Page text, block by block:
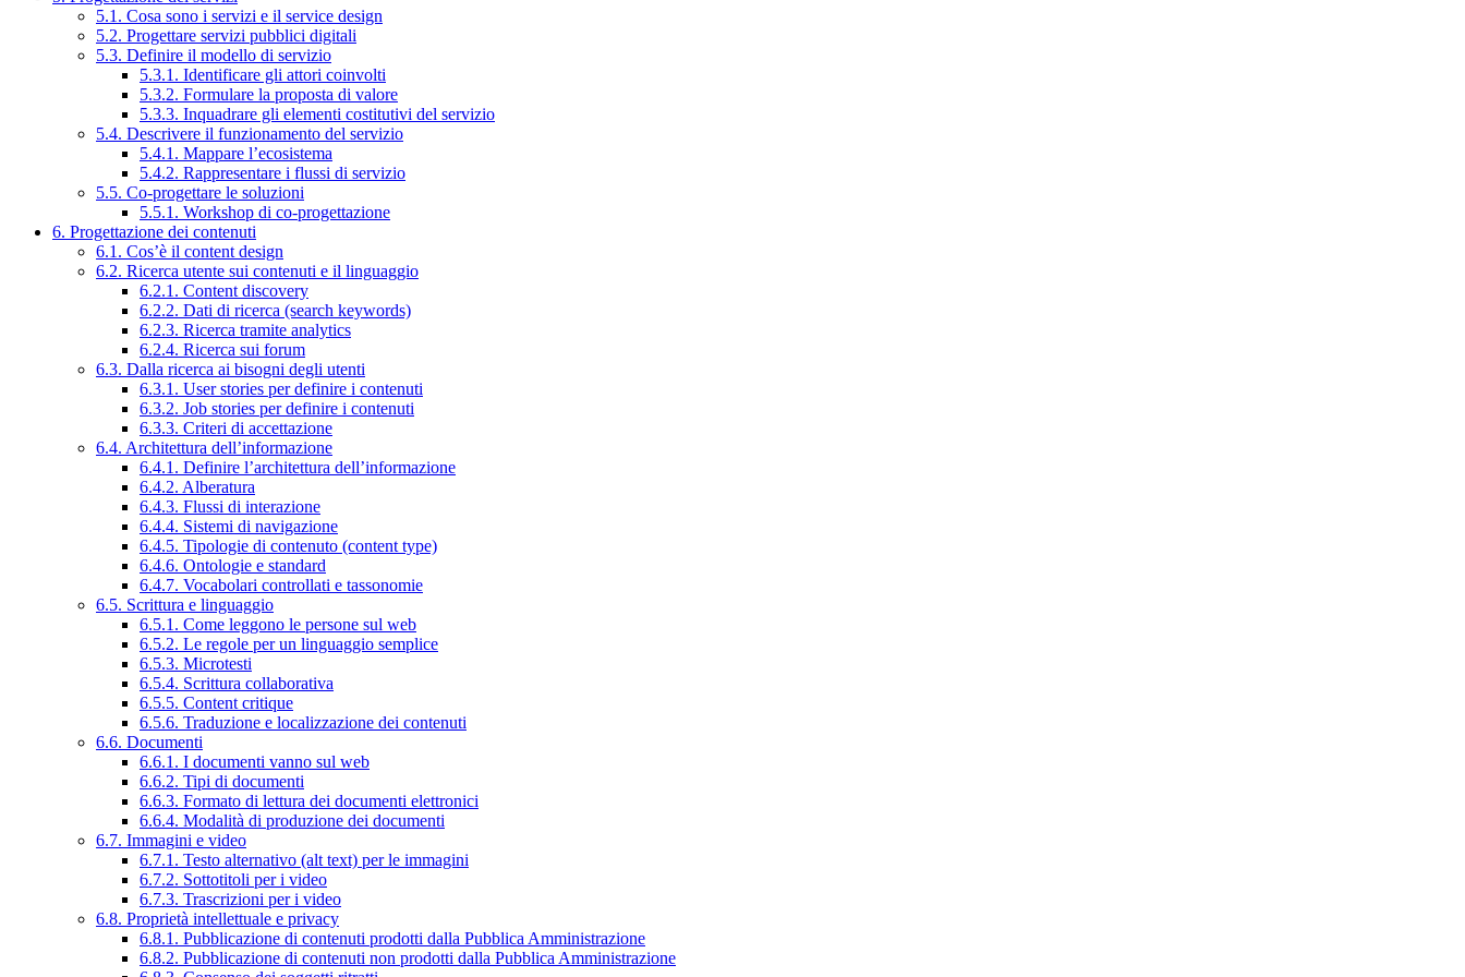
5.1. Cosa sono i servizi e il service design
5.2. Progettare servizi pubblici digitali
5.3. Definire il modello di servizio
5.3.1. Identificare gli attori coinvolti
5.3.2. Formulare la proposta di valore
5.3.3. Inquadrare gli elementi costitutivi del servizio
5.4. Descrivere il funzionamento del servizio
5.4.1. Mappare l’ecosistema
5.4.2. Rappresentare i flussi di servizio
5.5. Co-progettare le soluzioni
5.5.1. Workshop di co-progettazione
6. Progettazione dei contenuti
6.1. Cos’è il content design
6.2. Ricerca utente sui contenuti e il linguaggio
6.2.1. Content discovery
6.2.2. Dati di ricerca (search keywords)
6.2.3. Ricerca tramite analytics
6.2.4. Ricerca sui forum
6.3. Dalla ricerca ai bisogni degli utenti
6.3.1. User stories per definire i contenuti
6.3.2. Job stories per definire i contenuti
6.3.3. Criteri di accettazione
6.4. Architettura dell’informazione
6.4.1. Definire l’architettura dell’informazione
6.4.2. Alberatura
6.4.3. Flussi di interazione
6.4.4. Sistemi di navigazione
6.4.5. Tipologie di contenuto (content type)
6.4.6. Ontologie e standard
6.4.7. Vocabolari controllati e tassonomie
6.5. Scrittura e linguaggio
6.5.1. Come leggono le persone sul web
6.5.2. Le regole per un linguaggio semplice
6.5.3. Microtesti
6.5.4. Scrittura collaborativa
6.5.5. Content critique
6.5.6. Traduzione e localizzazione dei contenuti
6.6. Documenti
6.6.1. I documenti vanno sul web
6.6.2. Tipi di documenti
6.6.3. Formato di lettura dei documenti elettronici
6.6.4. Modalità di produzione dei documenti
6.7. Immagini e video
6.7.1. Testo alternativo (alt text) per le immagini
6.7.2. Sottotitoli per i video
6.7.3. Trascrizioni per i video
6.8. Proprietà intellettuale e privacy
6.8.1. Pubblicazione di contenuti prodotti dalla Pubblica Amministrazione
6.8.2. Pubblicazione di contenuti non prodotti dalla Pubblica Amministrazione